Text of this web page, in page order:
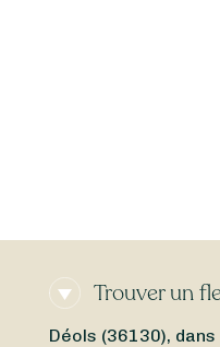
Trouver un
Déols (36130),